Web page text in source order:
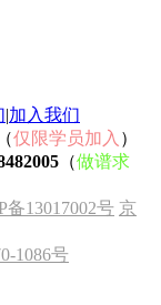
|加入我们
仅限学员加入 ）
（做谱求
备13017002号 京
1086号